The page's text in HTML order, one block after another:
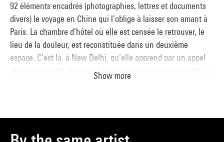
92 éléments encadrés (photographies, lettres et documents
divers) le voyage en Chine qui l’oblige à laisser son amant à
Paris. La chambre d’hôtel où elle est censée le retrouver, le
lieu de la douleur, est reconstituée dans un deuxième
espace. C’est là, à New Delhi, qu’elle apprend par un appel
reçu sur un petit téléphone rouge que cet amant la quitte. La
ceux des personnes qu’elle a interrogées sur leur plus grande
Show more